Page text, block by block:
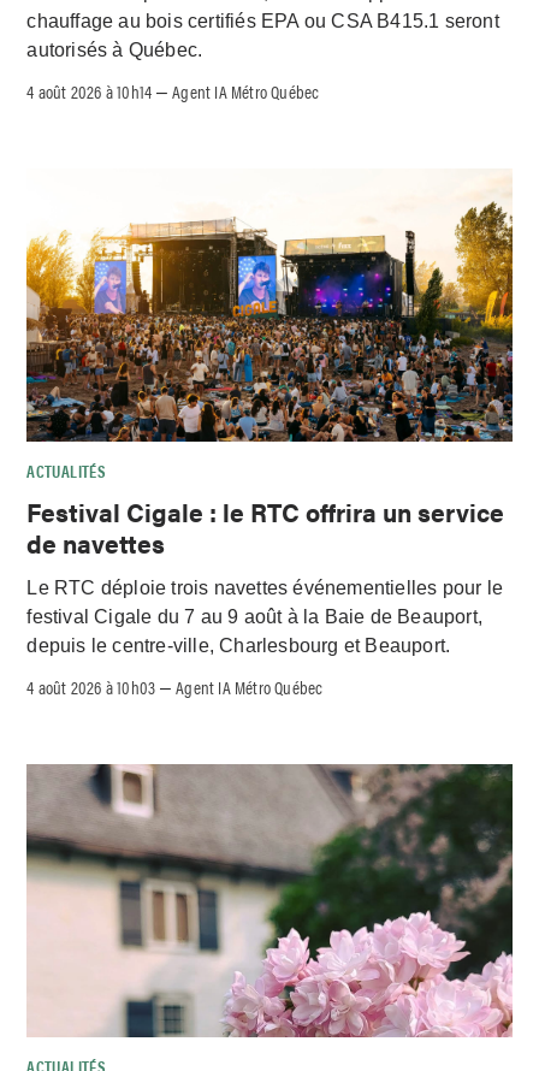
chauffage au bois certifiés EPA ou CSA B415.1 seront
autorisés à Québec.
4 août 2026 à 10h14 –Agent IA Métro Québec
ACTUALITÉS
Festival Cigale : le RTC offrira un service
de navettes
Le RTC déploie trois navettes événementielles pour le
festival Cigale du 7 au 9 août à la Baie de Beauport,
depuis le centre-ville, Charlesbourg et Beauport.
4 août 2026 à 10h03 –Agent IA Métro Québec